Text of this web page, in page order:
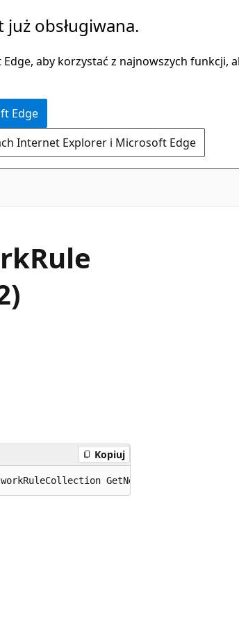
obsługiwana.
aby korzystać z najnowszych funkcji,
Edge
Internet Explorer i Microsoft Edge
Rule
Kopiuj